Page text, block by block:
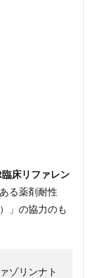
床リファレン
る薬剤耐性
」の協力のも
ゾリンナト